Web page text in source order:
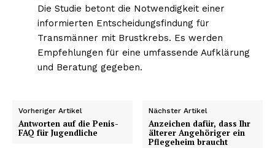
Die Studie betont die Notwendigkeit einer
informierten Entscheidungsfindung für
Transmänner mit Brustkrebs. Es werden
Empfehlungen für eine umfassende Aufklärung
und Beratung gegeben.
Vorheriger Artikel
Antworten auf die Penis-
FAQ für Jugendliche
Nächster Artikel
Anzeichen dafür, dass Ihr
älterer Angehöriger ein
Pflegeheim braucht